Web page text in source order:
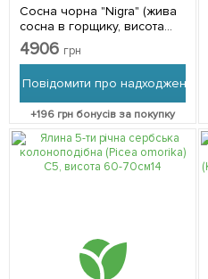
Сосна чорна "Nigra" (жива
сосна в горщику, висота
4906 грн
Повідомити про надходження
+196 грн бонусів за покупку